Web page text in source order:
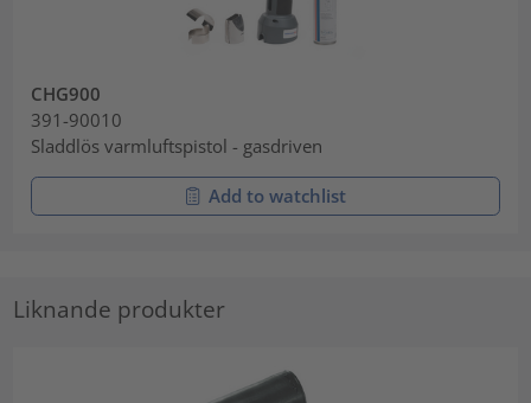
CHG900
391-90010
Sladdlös varmluftspistol - gasdriven
Add to watchlist
Liknande produkter